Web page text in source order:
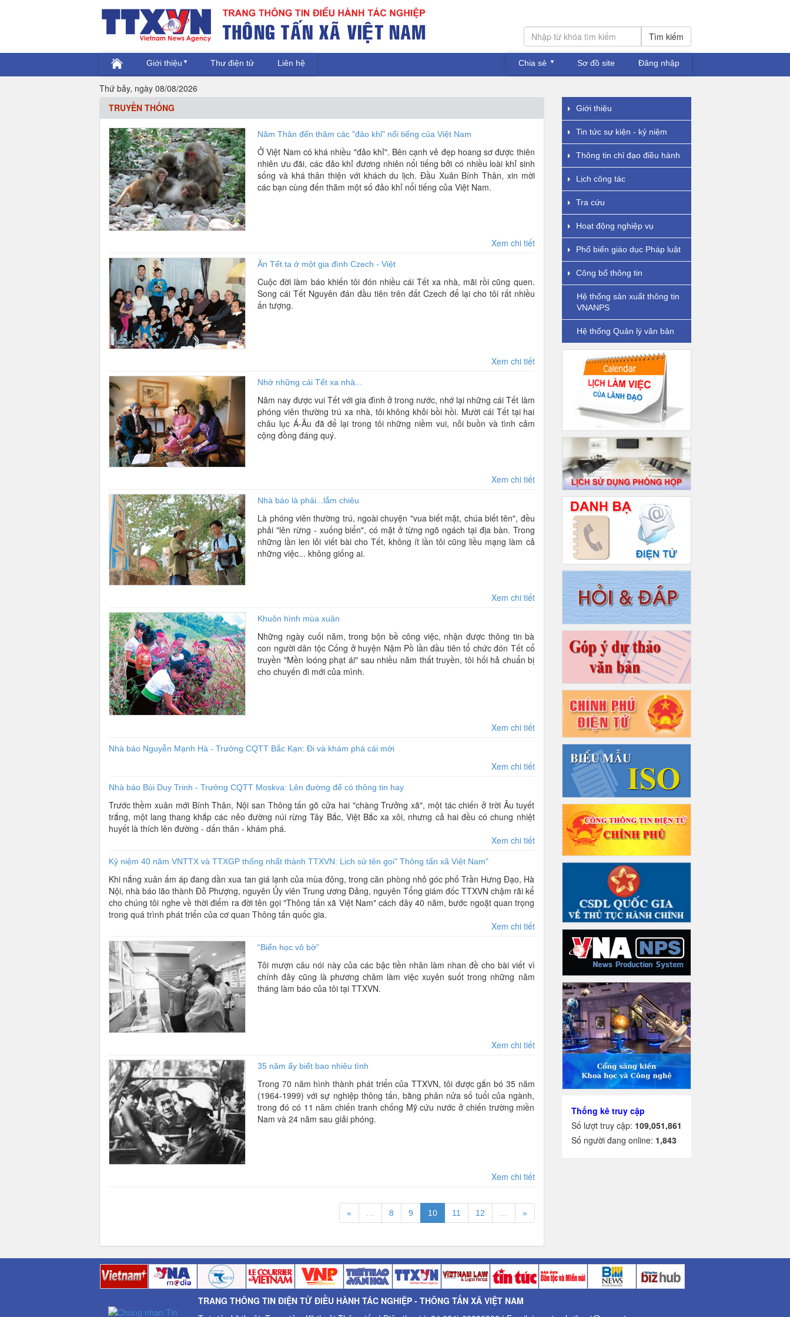
Tìm kiếm
Giới thiệu Thư điện tử Liên hệ Chia sẻ Sơ đồ site Đăng nhập
Thứ bảy, ngày 08/08/2026
TRUYỀN THỐNG
Năm Thân đến thăm các "đảo khỉ" nổi tiếng của Việt Nam
Ở Việt Nam có khá nhiều "đảo khỉ". Bên cạnh vẻ đẹp hoang sơ được thiên
nhiên ưu đãi, các đảo khỉ đương nhiên nổi tiếng bởi có nhiều loài khỉ sinh
sống và khá thân thiện với khách du lịch. Đầu Xuân Bính Thân, xin mời
các bạn cùng đến thăm một số đảo khỉ nổi tiếng của Việt Nam.
Xem chi tiết
Ăn Tết ta ở một gia đình Czech - Việt
Cuộc đời làm báo khiến tôi đón nhiều cái Tết xa nhà, mãi rồi cũng quen.
Song cái Tết Nguyên đán đầu tiên trên đất Czech để lại cho tôi rất nhiều
ấn tượng.
Xem chi tiết
Nhớ những cái Tết xa nhà...
Năm nay được vui Tết với gia đình ở trong nước, nhớ lại những cái Tết làm
phóng viên thường trú xa nhà, tôi không khỏi bồi hồi. Mười cái Tết tại hai
châu lục Á-Âu đã để lại trong tôi những niềm vui, nỗi buồn và tình cảm
cộng đồng đáng quý.
Xem chi tiết
Nhà báo là phải...lắm chiêu
Là phóng viên thường trú, ngoài chuyện "vua biết mặt, chúa biết tên", đều
phải "lên rừng - xuống biển", có mặt ở từng ngõ ngách tại địa bàn. Trong
những lần len lỏi viết bài cho Tết, không ít lần tôi cũng liều mạng làm cả
những việc... không giống ai.
Xem chi tiết
Khuôn hình mùa xuân
Những ngày cuối năm, trong bộn bề công việc, nhận được thông tin bà
con người dân tộc Cống ở huyện Nậm Pồ lần đầu tiên tổ chức đón Tết cổ
truyền "Mền loóng phạt ái" sau nhiều năm thất truyền, tôi hối hả chuẩn bị
cho chuyến đi mới của mình.
Xem chi tiết
Nhà báo Nguyễn Mạnh Hà - Trưởng CQTT Bắc Kạn: Đi và khám phá cái mới
Xem chi tiết
Nhà báo Bùi Duy Trinh - Trưởng CQTT Moskva: Lên đường để có thông tin hay
Trước thềm xuân mới Bính Thân, Nội san Thông tấn gõ cửa hai "chàng Trưởng xã", một tác chiến ở trời Âu tuyết
trắng, một lang thang khắp các nẻo đường núi rừng Tây Bắc, Việt Bắc xa xôi, nhưng cả hai đều có chung nhiệt
huyết là thích lên đường - dấn thân - khám phá.
Xem chi tiết
Kỷ niệm 40 năm VNTTX và TTXGP thống nhất thành TTXVN: Lịch sử tên gọi" Thông tấn xã Việt Nam"
Khi nắng xuân ấm áp đang dần xua tan giá lạnh của mùa đông, trong căn phòng nhỏ góc phố Trần Hưng Đạo, Hà
Nội, nhà báo lão thành Đỗ Phượng, nguyên Ủy viên Trung ương Đảng, nguyên Tổng giám đốc TTXVN chậm rãi kể
cho chúng tôi nghe về thời điểm ra đời tên gọi "Thông tấn xã Việt Nam" cách đây 40 năm, bước ngoặt quan trọng
trong quá trình phát triển của cơ quan Thông tấn quốc gia.
Xem chi tiết
“Biển học vô bờ”
Tôi mượn câu nói này của các bậc tiền nhân làm nhan đề cho bài viết vì
chính đây cũng là phương châm làm việc xuyên suốt trong những năm
tháng làm báo của tôi tại TTXVN.
Xem chi tiết
35 năm ấy biết bao nhiêu tình
Trong 70 năm hình thành phát triển của TTXVN, tôi được gắn bó 35 năm
(1964-1999) với sự nghiệp thông tấn, bằng phân nửa số tuổi của ngành,
trong đó có 11 năm chiến tranh chống Mỹ cứu nước ở chiến trường miền
Nam và 24 năm sau giải phóng.
Xem chi tiết
« … 8 9 10 11 12 … »
Giới thiệu
Tin tức sự kiện - kỷ niệm
Thông tin chỉ đạo điều hành
Lịch công tác
Tra cứu
Hoạt động nghiệp vụ
Phổ biến giáo dục Pháp luật
Công bố thông tin
Hệ thống sản xuất thông tin
VNANPS
Hệ thống Quản lý văn bản
Thống kê truy cập
Số lượt truy cập: 109,051,861
Số người đang online: 1,843
TRANG THÔNG TIN ĐIỆN TỬ ĐIỀU HÀNH TÁC NGHIỆP - THÔNG TẤN XÃ VIỆT NAM